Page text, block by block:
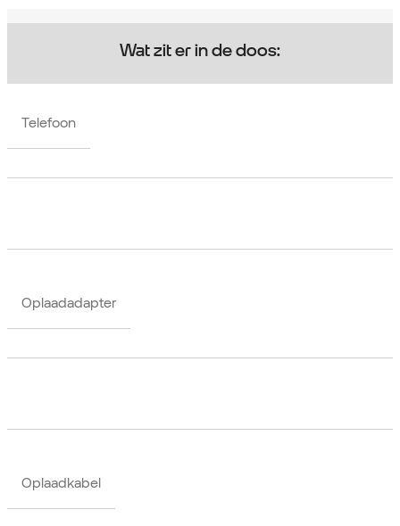
Wat zit er in de doos:
Telefoon
Oplaadadapter
Oplaadkabel